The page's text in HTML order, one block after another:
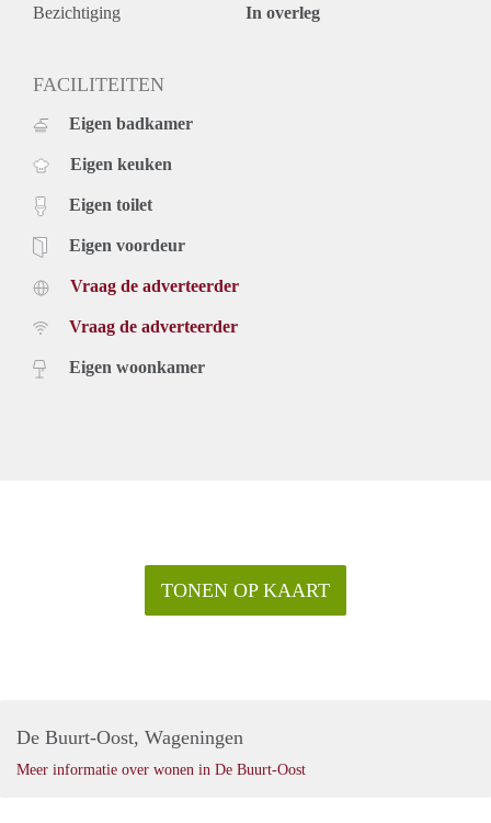
Bezichtiging In overleg
FACILITEITEN
Eigen badkamer
Eigen keuken
Eigen toilet
Eigen voordeur
Vraag de adverteerder
Vraag de adverteerder
Eigen woonkamer
TONEN OP KAART
De Buurt-Oost, Wageningen
Meer informatie over wonen in De Buurt-Oost